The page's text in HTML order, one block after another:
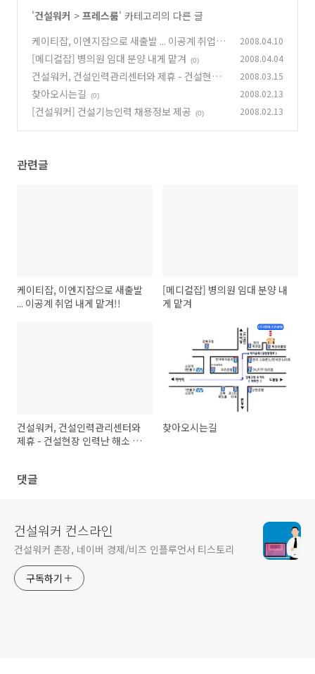
'건설워커 > 프레스룸' 카테고리의 다른 글
케이티잡, 이엔지잡으로 새출발 ... 이공계 취업 내
게 맡겨!! (0)
2008.04.10
[메디컬잡] 병의원 임대 분양 내게 맡겨 (0) 2008.04.04
건설워커, 건설인력관리센터와 제휴 - 건설현장
인력난 해소 업무협력
2008.03.15
찾아오시는길 (0) 2008.02.13
[건설워커] 건설기능인력 채용정보 제공 (0) 2008.02.13
관련글
케이티잡, 이엔지잡으로 새출발
... 이공계 취업 내게 맡겨!!
[메디컬잡] 병의원 임대 분양 내
게 맡겨
건설워커, 건설인력관리센터와
제휴 - 건설현장 인력난 해소 업
찾아오시는길
댓글
건설워커 컨스라인
건설워커 촌장, 네이버 경제/비즈 인플루언서 티스토리
구독하기